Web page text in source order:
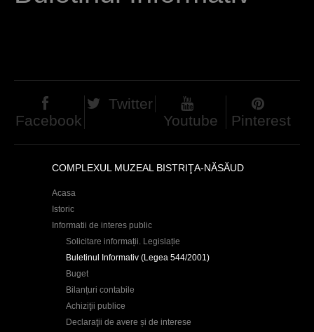
r
h
e
Facebook
Twitter
Youtube
Pinterest
COMPLEXUL MUZEAL BISTRIŢA-NĂSĂUD
Acasa
Istoric
Informatii de interes public
Solicitare informații. Legislație
Buletinul Informativ (Legea 544/2001)
Buget
Bilanțuri contabile
Achiziţii publice
Declaraţii de avere și de interese